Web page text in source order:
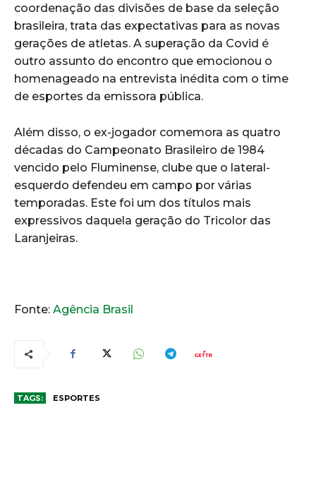
coordenação das divisões de base da seleção
brasileira, trata das expectativas para as novas
gerações de atletas. A superação da Covid é
outro assunto do encontro que emocionou o
homenageado na entrevista inédita com o time
de esportes da emissora pública.
Além disso, o ex-jogador comemora as quatro
décadas do Campeonato Brasileiro de 1984
vencido pelo Fluminense, clube que o lateral-
esquerdo defendeu em campo por várias
temporadas. Este foi um dos títulos mais
expressivos daquela geração do Tricolor das
Laranjeiras.
Fonte: Agência Brasil
TAGS: ESPORTES